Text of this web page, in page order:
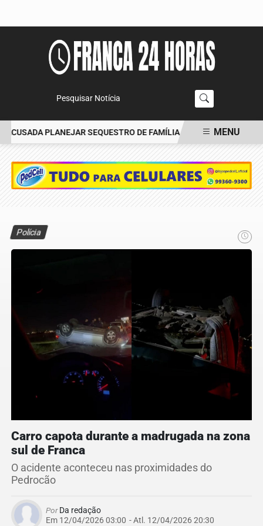
Pesquisar Notícia
PLANEJAR SEQUESTRO DE FAMÍLIA CARRO BATE EM
MENU
Polícia
Carro capota durante a madrugada na zona
sul de Franca
O acidente aconteceu nas proximidades do
Pedrocão
PorDa redação
Em 12/04/2026 03:00 - Atl. 12/04/2026 20:30